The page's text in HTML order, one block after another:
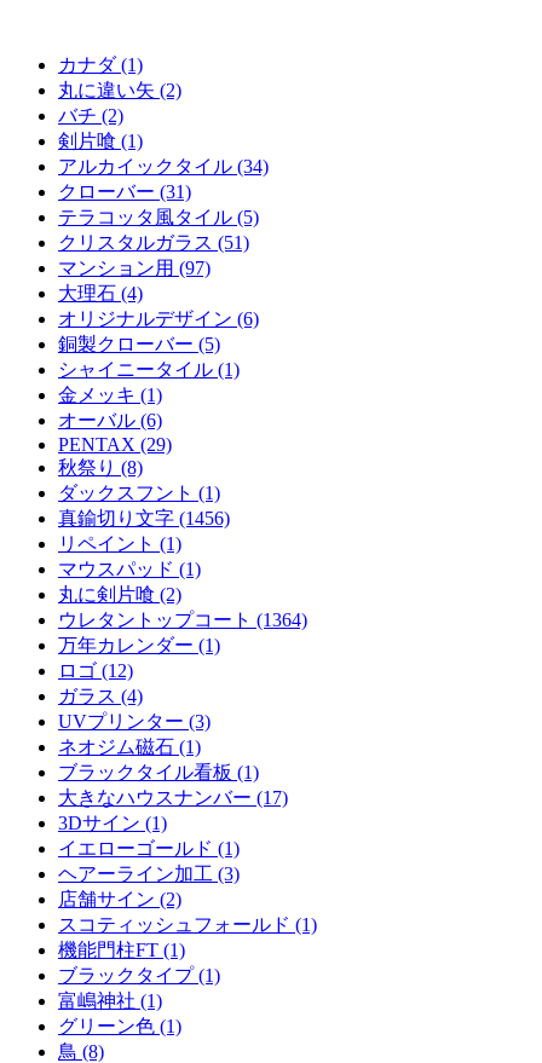
カナダ (1)
丸に違い矢 (2)
バチ (2)
剣片喰 (1)
アルカイックタイル (34)
クローバー (31)
テラコッタ風タイル (5)
クリスタルガラス (51)
マンション用 (97)
大理石 (4)
オリジナルデザイン (6)
銅製クローバー (5)
シャイニータイル (1)
金メッキ (1)
オーバル (6)
PENTAX (29)
秋祭り (8)
ダックスフント (1)
真鍮切り文字 (1456)
リペイント (1)
マウスパッド (1)
丸に剣片喰 (2)
ウレタントップコート (1364)
万年カレンダー (1)
ロゴ (12)
ガラス (4)
UVプリンター (3)
ネオジム磁石 (1)
ブラックタイル看板 (1)
大きなハウスナンバー (17)
3Dサイン (1)
イエローゴールド (1)
ヘアーライン加工 (3)
店舗サイン (2)
スコティッシュフォールド (1)
機能門柱FT (1)
ブラックタイプ (1)
富嶋神社 (1)
グリーン色 (1)
鳥 (8)